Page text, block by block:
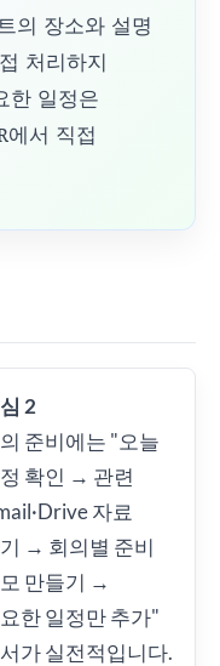
의 장소와 설명
처리하지
한 일정은
에서 직접
2
준비에는 "오늘
확인 → 관련
자료
→ 회의별 준비
만들기 →
한 일정만 추가"
가 실전적입니다.